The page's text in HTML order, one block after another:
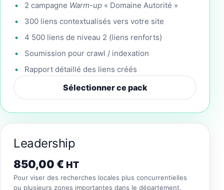
2 campagne Warm-up « Domaine Autorité »
300 liens contextualisés vers votre site
4 500 liens de niveau 2 (liens renforts)
Soumission pour crawl / indexation
Rapport détaillé des liens créés
Sélectionner ce pack
Leadership
850,00€ HT
Pour viser des recherches locales plus concurrentielles
ou plusieurs zones importantes dans le département.